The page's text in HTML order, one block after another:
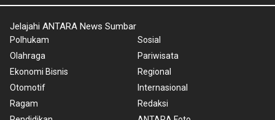
Jelajahi ANTARA News Sumbar
Polhukam
Olahraga
Ekonomi Bisnis
Otomotif
Ragam
Sosial
Pariwisata
Regional
Internasional
Redaksi